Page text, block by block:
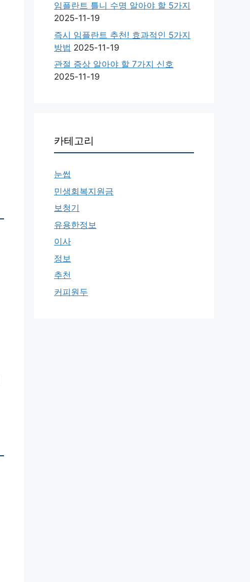
임플란트 틀니 수명 알아야 할 5가지
2025-11-19
즉시 임플란트 추천! 효과적인 5가지
방법 2025-11-19
관절 증상 알아야 할 7가지 신호
2025-11-19
카테고리
눈썹
민생회복지원금
보청기
유용한정보
이사
정보
추천
커피원두